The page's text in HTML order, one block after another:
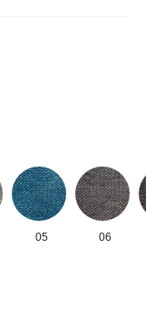
05 06